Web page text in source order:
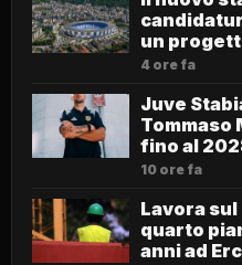
un
4 ore fa
Juve
Tommaso
fino al
10 ore fa
Lavora
quarto
anni ad